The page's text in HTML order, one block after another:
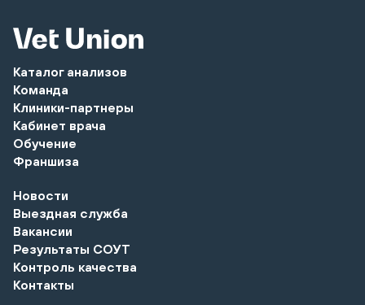
Каталог анализов
Команда
Клиники-партнеры
Кабинет врача
Обучение
Франшиза
Новости
Выездная служба
Вакансии
Результаты СОУТ
Контроль качества
Контакты